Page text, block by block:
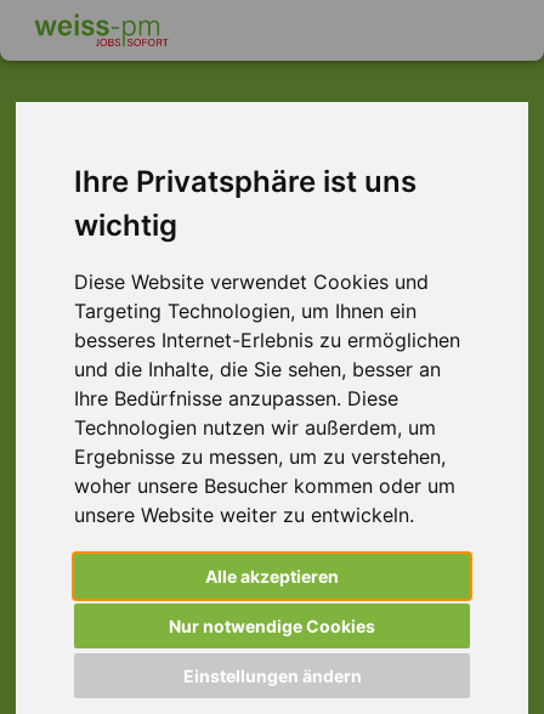
Ihre Privatsphäre ist uns
wichtig
Diese Website verwendet Cookies und
Targeting Technologien, um Ihnen ein
besseres Internet-Erlebnis zu ermöglichen
und die Inhalte, die Sie sehen, besser an
Ihre Bedürfnisse anzupassen. Diese
Technologien nutzen wir außerdem, um
Ergebnisse zu messen, um zu verstehen,
woher unsere Besucher kommen oder um
unsere Website weiter zu entwickeln.
Alle akzeptieren
Nur notwendige Cookies
Einstellungen ändern
Hamburg
Hanau
Offenbach
Würzburg
Mit dem Laden der Karte akzeptieren Sie die
Datenschutzerklärung von Google.
Mehr erfahren
Karte laden